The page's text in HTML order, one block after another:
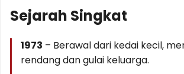
Sejarah Singkat
1973 – Berawal dari kedai kecil,
rendang dan gulai keluarga.